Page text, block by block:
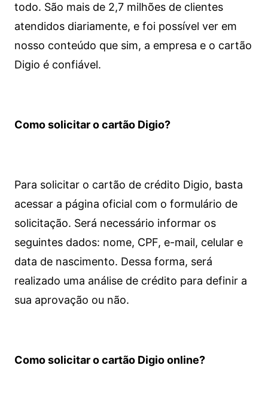
todo. São mais de 2,7 milhões de clientes
atendidos diariamente, e foi possível ver em
nosso conteúdo que sim, a empresa e o cartão
Digio é confiável.
Como solicitar o cartão Digio?
Para solicitar o cartão de crédito Digio, basta
acessar a página oficial com o formulário de
solicitação. Será necessário informar os
seguintes dados: nome, CPF, e-mail, celular e
data de nascimento. Dessa forma, será
realizado uma análise de crédito para definir a
sua aprovação ou não.
Como solicitar o cartão Digio online?